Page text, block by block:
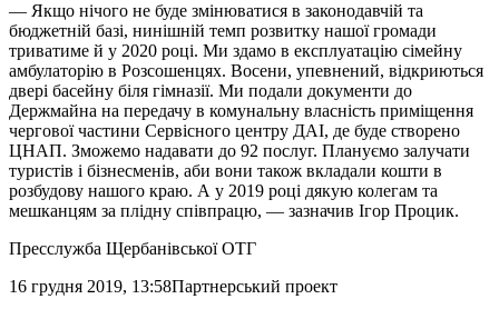
— Якщо нічого не буде змінюватися в законодавчій та
бюджетній базі, нинішній темп розвитку нашої громади
триватиме й у 2020 році. Ми здамо в експлуатацію сімейну
амбулаторію в Розсошенцях. Восени, упевнений, відкриються
двері басейну біля гімназії. Ми подали документи до
Держмайна на передачу в комунальну власність приміщення
чергової частини Сервісного центру ДАІ, де буде створено
ЦНАП. Зможемо надавати до 92 послуг. Плануємо залучати
туристів і бізнесменів, аби вони також вкладали кошти в
розбудову нашого краю. А у 2019 році дякую колегам та
мешканцям за плідну співпрацю, — зазначив Ігор Процик.
Пресслужба Щербанівської ОТГ
16 грудня 2019, 13:58Партнерський проект